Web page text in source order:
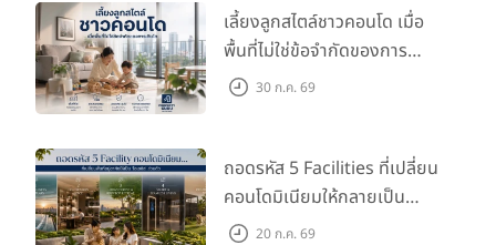
เลี้ยงลูกสไตล์ชาวคอนโด เมื่อ
พื้นที่ไม่ใช่ข้อจำกัดของการ
เติบโต30 ก.ค. 69
ถอดรหัส 5 Facilities ที่เปลี่ยน
คอนโดมิเนียมให้กลายเป็น
‘โอเอซิส’ ส่วนตัวกลางเมือง
20 ก.ค. 69